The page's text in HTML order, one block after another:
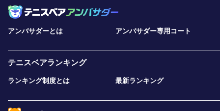
アンバサダーとは アンバサダー専用コート
テニスベアランキング
ランキング制度とは 最新ランキング